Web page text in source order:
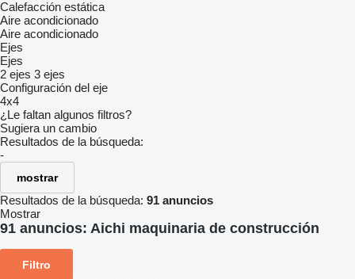
Calefacción estática
Aire acondicionado
Aire acondicionado
Ejes
Ejes
2 ejes 3 ejes
Configuración del eje
4x4
¿Le faltan algunos filtros?
Sugiera un cambio
Resultados de la búsqueda:
-
mostrar
Resultados de la búsqueda: 91 anuncios
Mostrar
91 anuncios: Aichi maquinaria de construcción
Filtro